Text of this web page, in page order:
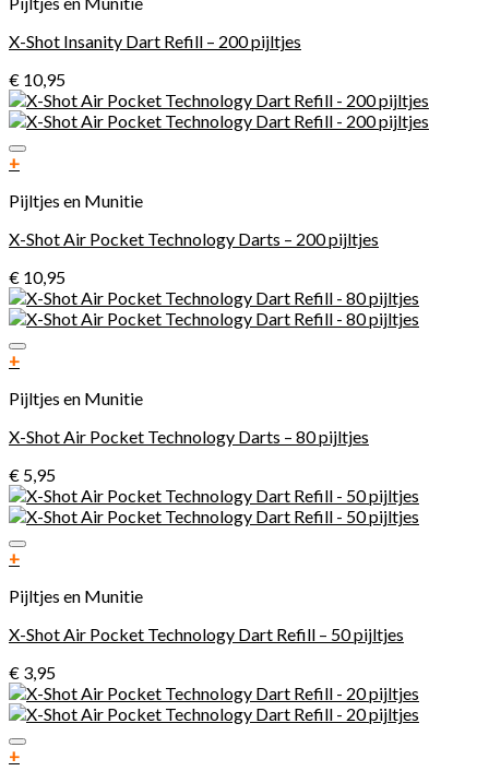
X-Shot Insanity Dart Refill – 200 pijltjes
€ 10,95
+
Pijltjes en Munitie
X-Shot Air Pocket Technology Darts – 200 pijltjes
€ 10,95
+
Pijltjes en Munitie
X-Shot Air Pocket Technology Darts – 80 pijltjes
€ 5,95
+
Pijltjes en Munitie
X-Shot Air Pocket Technology Dart Refill – 50 pijltjes
€ 3,95
+